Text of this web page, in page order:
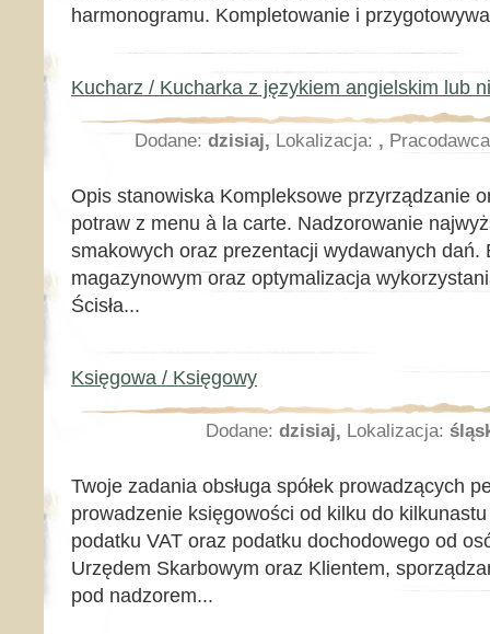
harmonogramu. Kompletowanie i
Kucharz / Kucharka z językiem angielskim lub
Dodane: dzisiaj, Lokalizacja: ,
Opis stanowiska Kompleksowe przyrządzanie
potraw z menu à la carte. Nadzorowanie
smakowych oraz prezentacji wydawanych
magazynowym oraz optymalizacja
Ścisła...
Księgowa / Księgowy
Dodane: dzisiaj, Lokalizacja:
Twoje zadania obsługa spółek prowadzących
prowadzenie księgowości od kilku do
podatku VAT oraz podatku dochodowego od
Urzędem Skarbowym oraz Klientem,
pod nadzorem...